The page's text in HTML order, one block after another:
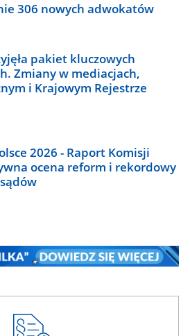
306 nowych adwokatów
pakiet kluczowych
Zmiany w mediacjach,
i Krajowym Rejestrze
2026 - Raport Komisji
ocena reform i rekordowy